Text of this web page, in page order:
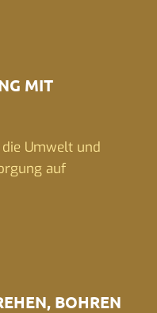
MIT
Umwelt und
auf
BOHREN